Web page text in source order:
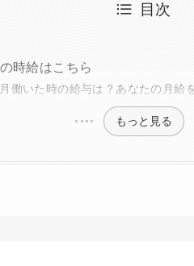
目次
時給はこちら
働いた時の給与は？あなたの月給
もっと見る